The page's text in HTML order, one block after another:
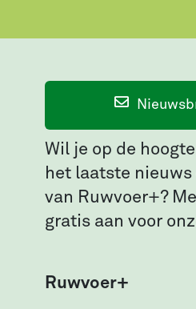
Wil je op de
het laatste
van Ruwvoer+?
gratis aan voor
Ruwvoer+